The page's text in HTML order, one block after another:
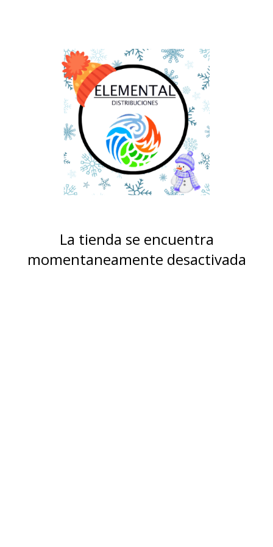
La tienda se encuentra
momentaneamente desactivada